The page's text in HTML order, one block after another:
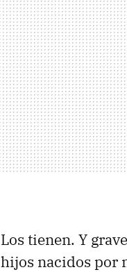
Los tienen. Y
hijos nacidos por